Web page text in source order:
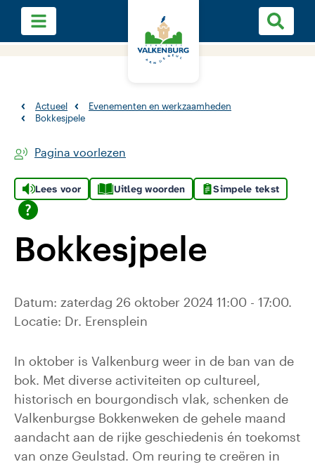
Actueel
Evenementen en werkzaamheden
Bokkesjpele
Pagina voorlezen
Lees voor Uitleg woorden Simpele tekst
Bokkesjpele
Datum: zaterdag 26 oktober 2024 11:00 - 17:00.
Locatie: Dr. Erensplein
In oktober is Valkenburg weer in de ban van de
bok. Met diverse activiteiten op cultureel,
historisch en bourgondisch vlak, schenken de
Valkenburgse Bokkenweken de gehele maand
aandacht aan de rijke geschiedenis én toekomst
van onze Geulstad. Om reuring te creëren in